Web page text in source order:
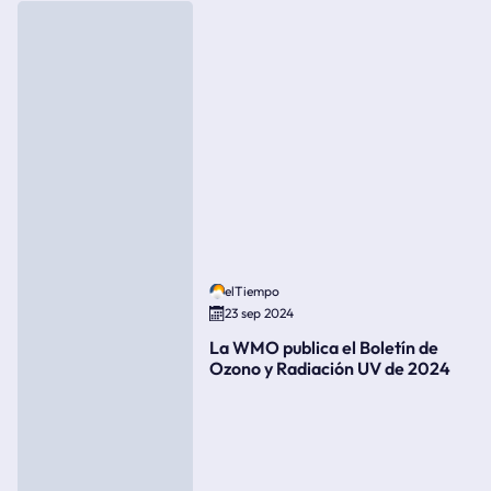
elTiempo
23 sep 2024
La WMO publica el Boletín de
Ozono y Radiación UV de 2024